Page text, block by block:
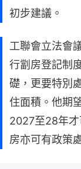
初步建議。
工聯會立法會
行劏房登記制
礎，更要特別
住面積。他期
2027至28年才
房亦可有政策